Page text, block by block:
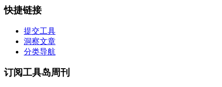
快捷链接
提交工具
洞察文章
分类导航
订阅工具岛周刊